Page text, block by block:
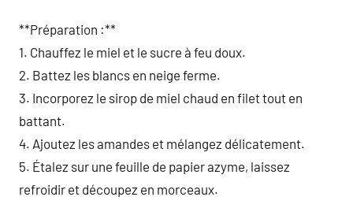
**Préparation :**
1. Chauffez le miel et le sucre à feu doux.
2. Battez les blancs en neige ferme.
3. Incorporez le sirop de miel chaud en filet tout en
battant.
4. Ajoutez les amandes et mélangez délicatement.
5. Étalez sur une feuille de papier azyme, laissez
refroidir et découpez en morceaux.